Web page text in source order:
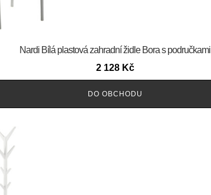
Nardi Bílá plastová zahradní židle Bora s područkami
2 128 Kč
DO OBCHODU